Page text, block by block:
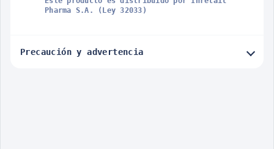
Pharma S.A. (Ley 32033)
Precaución y advertencia